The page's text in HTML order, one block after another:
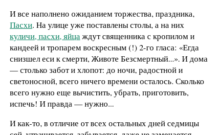
И все наполнено ожиданием торжества, праздника,
Пасхи. На улице уже поставлены столы, а на них
куличи, пасхи, яйцаждут священника с кропилом и
кандеей и тропарем воскресным (!) 2-го гласа: «Егда
снизшел еси к смерти, Животе Безсмертный...». И дома
— столько забот и хлопот: до ночи, радостной и
светоносной, всего ничего времени осталось. Сколько
всего нужно еще вычистить, убрать, приготовить,
испечь! И правда — нужно...
И как-то, в отличие от всех остальных дней седмицы